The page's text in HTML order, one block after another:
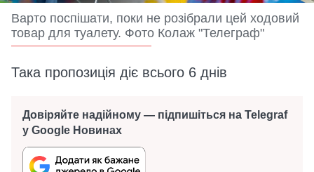
Варто поспішати, поки не розібрали цей ходовий
товар для туалету. Фото Колаж "Телеграф"
Така пропозиція діє всього 6 днів
Довіряйте надійному — підпишіться на Telegraf
у Google Новинах